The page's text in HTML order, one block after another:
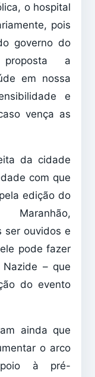
o hospital
pois
governo do
a
em nossa
e
vença as
da cidade
com que
edição do
ser ouvidos e
pode fazer
Nazide – que
do evento
ainda que
o arco
à pré-